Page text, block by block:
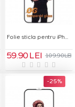
Folie sticla pentru iPhone 17 Air - OG Green Glass
59.90 LEI 109.90 LEI
-25 %